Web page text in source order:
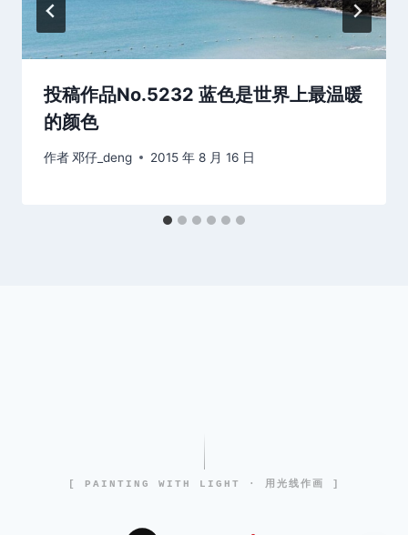
投稿作品No.5232 蓝色是世界上最温暖
的颜色
作者邓仔_deng 2015 年 8 月 16 日
[ PAINTING WITH LIGHT · 用光线作画 ]